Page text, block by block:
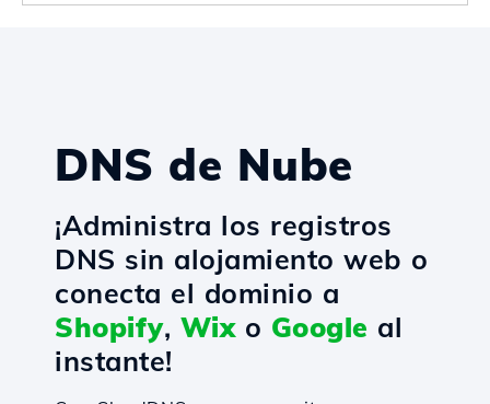
DNS de Nube
¡Administra los registros
DNS sin alojamiento web o
conecta el dominio a
Shopify, Wixo Google al
instante!